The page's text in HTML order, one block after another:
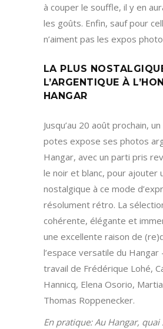
à couper le souffle, il y en
les goûts. Enfin, sauf pour
n’aiment pas les expos
LA PLUS
L’ARGENTIQUE À
HANGAR
Jusqu’au 20 août prochain,
potes expose ses photos
Hangar, avec un parti pris
le noir et blanc, pour ajouter
nostalgique à ce mode
résolument rétro. La
cohérente, élégante et
une excellente raison de
l’espace versatile du Hangar
travail de Frédérique Lohé,
Hannicq, Elena Osorio,
Thomas Roppenecker.
En pratique: Au Hangar, quai